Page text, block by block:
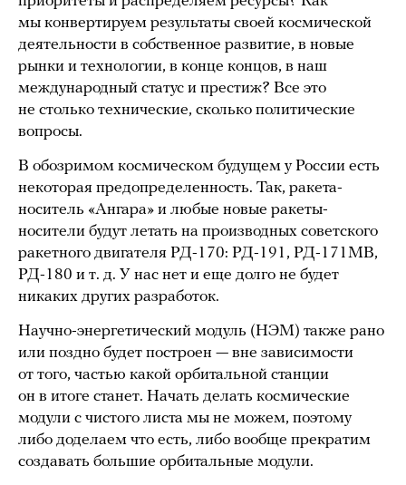
мы конвертируем результаты своей космической
деятельности в собственное развитие, в новые
рынки и технологии, в конце концов, в наш
международный статус и престиж? Все это
не столько технические, сколько политические
вопросы.
В обозримом космическом будущем у России есть
некоторая предопределенность. Так, ракета-
носитель «Ангара» и любые новые ракеты-
носители будут летать на производных советского
ракетного двигателя РД-170: РД-191, РД-171МВ,
РД-180 и т. д. У нас нет и еще долго не будет
никаких других разработок.
Научно-энергетический модуль (НЭМ) также рано
или поздно будет построен — вне зависимости
от того, частью какой орбитальной станции
он в итоге станет. Начать делать космические
модули с чистого листа мы не можем, поэтому
либо доделаем что есть, либо вообще прекратим
создавать большие орбитальные модули.